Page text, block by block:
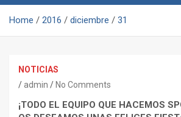
Home 2016 diciembre 31
NOTICIAS
admin
No Comments
¡TODO EL EQUIPO QUE HACEMOS